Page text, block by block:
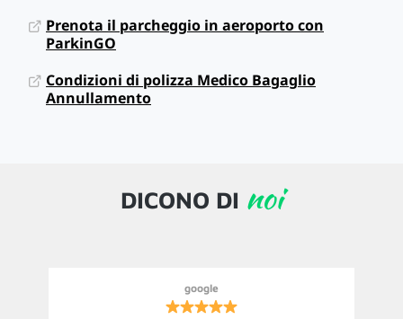
Prenota il parcheggio in aeroporto con
ParkinGO
Condizioni di polizza Medico Bagaglio
Annullamento
DICONO DI noi
google